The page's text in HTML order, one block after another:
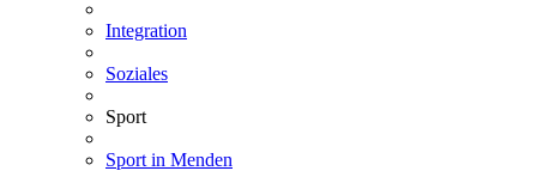
Integration
Soziales
Sport
Sport in Menden